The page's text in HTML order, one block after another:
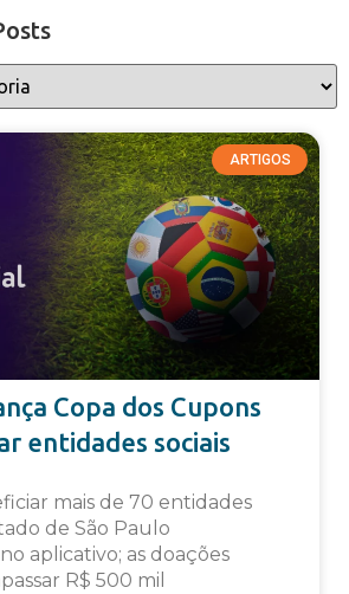
ARTIGOS
Copa dos Cupons
entidades sociais
mais de 70 entidades
de São Paulo
aplicativo; as doações
R$ 500 mil